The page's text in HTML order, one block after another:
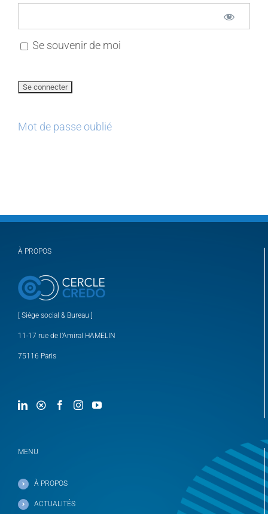
Se souvenir de moi
Mot de passe oublié
À PROPOS
[ Siège social & Bureau ]
11-17 rue de l’Amiral HAMELIN
75116 Paris
MENU
À PROPOS
ACTUALITÉS